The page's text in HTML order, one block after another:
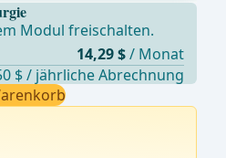
Modul freischalten.
14,29 $ / Monat
$ / jährliche Abrechnung